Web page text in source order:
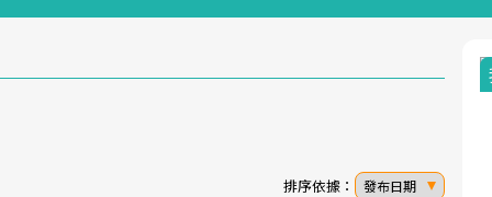
排序依據： 發布日期
良醫生活祭